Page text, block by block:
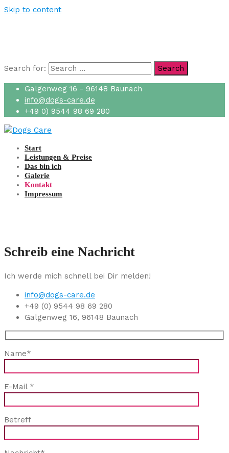
Skip to content
Search for: Search
Galgenweg 16 - 96148 Baunach
info@dogs-care.de
+49 0) 9544 98 69 280
Start
Leistungen & Preise
Das bin ich
Galerie
Kontakt
Impressum
Schreib eine Nachricht
Ich werde mich schnell bei Dir melden!
info@dogs-care.de
+49 (0) 9544 98 69 280
Galgenweg 16, 96148 Baunach
Name*
E-Mail *
Betreff